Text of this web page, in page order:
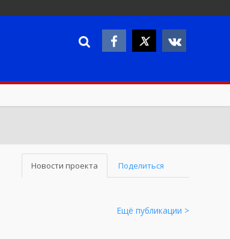
Новости проекта Поделиться
Ещё публикации >